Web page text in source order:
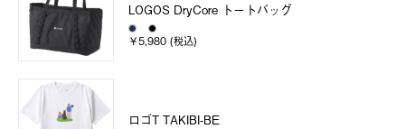
LOGOS DryCore トートバッグ
￥5,980 (税込)
ロゴT TAKIBI-BE